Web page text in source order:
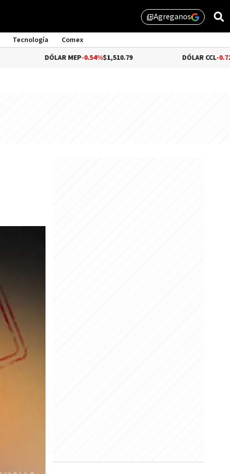
library_addAgreganos
Tecnología
Comex
DÓLAR MEP-0.54% $1,510.79 -0.72%